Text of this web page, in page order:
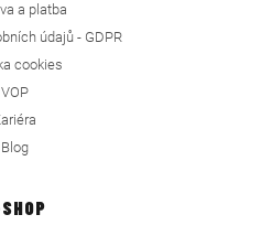
a platba
údajů - GDPR
cookies
VOP
Blog